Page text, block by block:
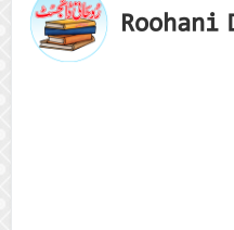
Roohani